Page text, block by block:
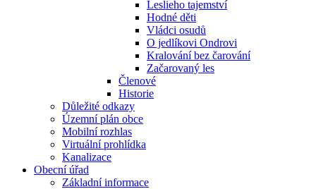
Leslieho tajemství
Hodné děti
Vládci osudů
O jedlíkovi Ondrovi
Kralování bez čarování
Začarovaný les
Členové
Historie
Důležité odkazy
Územní plán obce
Mobilní rozhlas
Virtuální prohlídka
Kanalizace
Obecní úřad
Základní informace